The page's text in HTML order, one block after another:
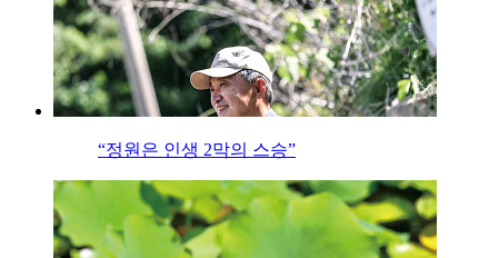
“정원은 인생 2막의 스승”